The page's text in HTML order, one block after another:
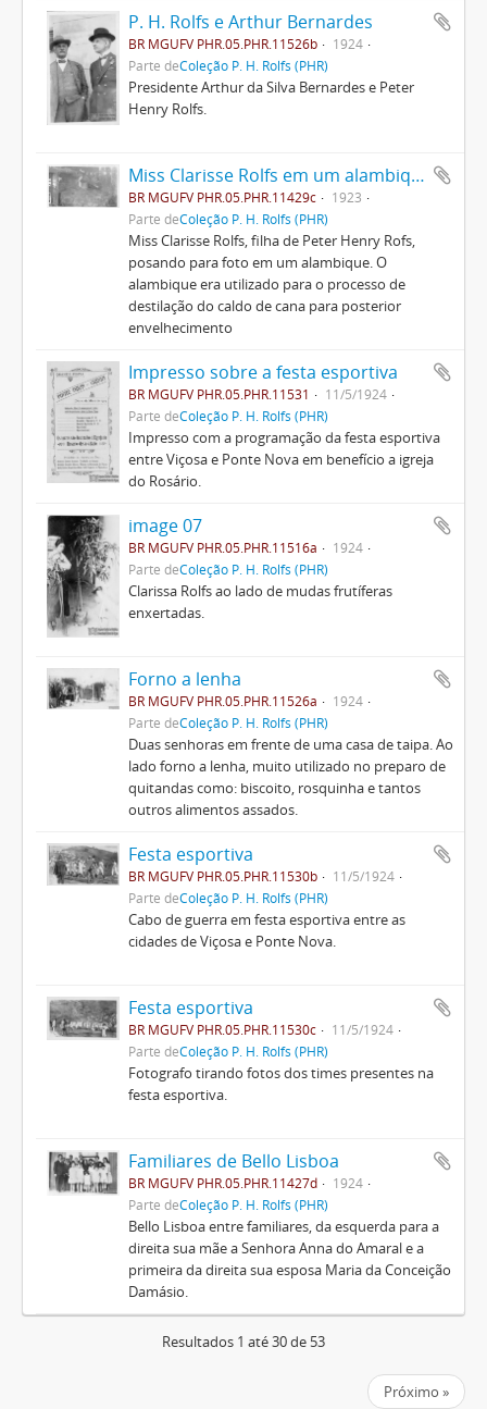
P. H. Rolfs e Arthur Bernardes
BR MGUFV PHR.05.PHR.11526b
1924
Parte deColeção P. H. Rolfs (PHR)
Presidente Arthur da Silva Bernardes e Peter
Henry Rolfs.
Miss Clarisse Rolfs em um alambique
BR MGUFV PHR.05.PHR.11429c
1923
Parte deColeção P. H. Rolfs (PHR)
Miss Clarisse Rolfs, filha de Peter Henry Rofs,
posando para foto em um alambique. O
alambique era utilizado para o processo de
destilação do caldo de cana para posterior
envelhecimento
Impresso sobre a festa esportiva
BR MGUFV PHR.05.PHR.11531
11/5/1924
Parte deColeção P. H. Rolfs (PHR)
Impresso com a programação da festa esportiva
entre Viçosa e Ponte Nova em benefício a igreja
do Rosário.
image 07
BR MGUFV PHR.05.PHR.11516a
1924
Parte deColeção P. H. Rolfs (PHR)
Clarissa Rolfs ao lado de mudas frutíferas
enxertadas.
Forno a lenha
BR MGUFV PHR.05.PHR.11526a
1924
Parte deColeção P. H. Rolfs (PHR)
Duas senhoras em frente de uma casa de taipa. Ao
lado forno a lenha, muito utilizado no preparo de
quitandas como: biscoito, rosquinha e tantos
outros alimentos assados.
Festa esportiva
BR MGUFV PHR.05.PHR.11530b
11/5/1924
Parte deColeção P. H. Rolfs (PHR)
Cabo de guerra em festa esportiva entre as
cidades de Viçosa e Ponte Nova.
Festa esportiva
BR MGUFV PHR.05.PHR.11530c
11/5/1924
Parte deColeção P. H. Rolfs (PHR)
Fotografo tirando fotos dos times presentes na
festa esportiva.
Familiares de Bello Lisboa
BR MGUFV PHR.05.PHR.11427d
1924
Parte deColeção P. H. Rolfs (PHR)
Bello Lisboa entre familiares, da esquerda para a
direita sua mãe a Senhora Anna do Amaral e a
primeira da direita sua esposa Maria da Conceição
Damásio.
Resultados 1 até 30 de 53
Próximo »